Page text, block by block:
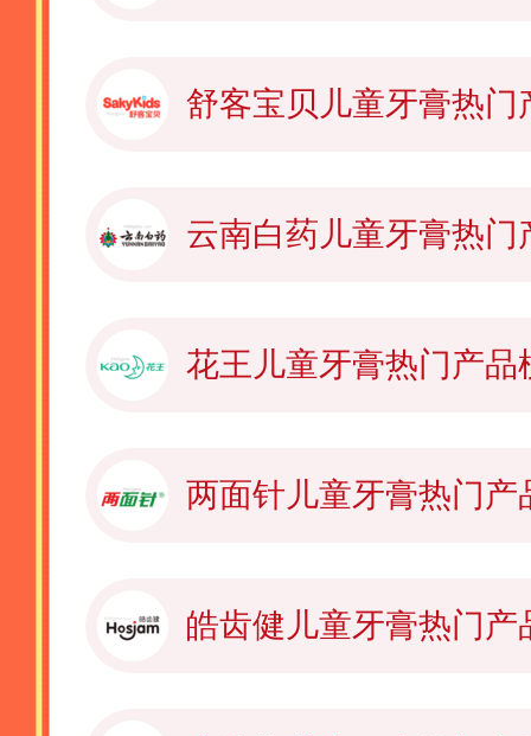
舒客宝贝儿童牙膏热门
云南白药儿童牙膏热门
花王儿童牙膏热门产品
两面针儿童牙膏热门产
皓齿健儿童牙膏热门产